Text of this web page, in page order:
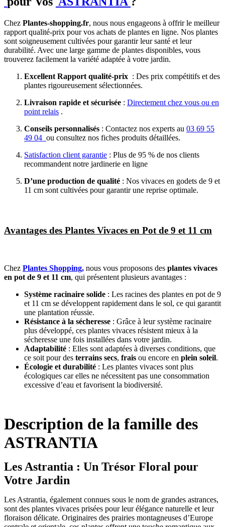
Chez Plantes-shopping.fr, nous nous engageons à offrir le meilleur
rapport qualité-prix pour vos achats de plantes en ligne. Nos plantes
sont soigneusement cultivées pour garantir leur santé et leur
durabilité. Avec une large gamme de plantes disponibles, vous
trouverez facilement la variété adaptée à votre jardin.
Excellent Rapport qualité-prix : Des prix compétitifs et des
plantes rigoureusement sélectionnées.
Livraison rapide et sécurisée : Directement chez vous ou en
point relais .
Conseils personnalisés : Contactez nos experts au 03 69 55
49 04 ou consultez nos fiches produits détaillées.
Satisfaction client garantie : Plus de 95 % de nos clients
recommandent notre jardinerie en ligne
D’une production de qualité : Nos vivaces en godets de 9 et
11 cm sont cultivées pour garantir une reprise optimale.
Avantages des Plantes Vivaces en Pot de 9 et 11 cm
Chez Plantes Shopping, nous vous proposons des plantes vivaces
en pot de 9 et 11 cm, qui présentent plusieurs avantages :
Système racinaire solide : Les racines des plantes en pot de 9
et 11 cm se développent rapidement dans le sol, ce qui garantit
une plantation réussie.
Résistance à la sécheresse : Grâce à leur système racinaire
plus développé, ces plantes vivaces résistent mieux à la
sécheresse une fois installées dans votre jardin.
Adaptabilité : Elles sont adaptées à diverses conditions, que
ce soit pour des terrains secs, frais ou encore en plein soleil.
Écologie et durabilité : Les plantes vivaces sont plus
écologiques car elles ne nécessitent pas une consommation
excessive d’eau et favorisent la biodiversité.
Description de la famille des
ASTRANTIA
Les Astrantia : Un Trésor Floral pour
Votre Jardin
Les Astrantia, également connues sous le nom de grandes astrances,
sont des plantes vivaces prisées pour leur élégance naturelle et leur
floraison délicate. Originaires des prairies montagneuses d’Europe